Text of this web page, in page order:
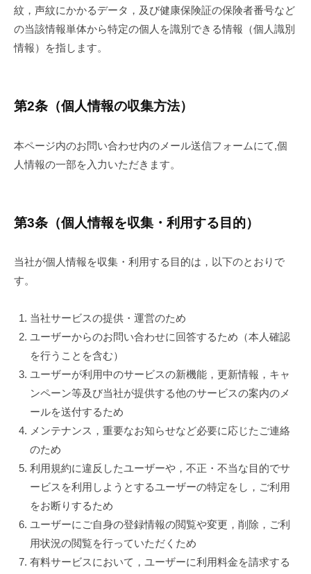
2024
年
7
日
by
K.Umeda
紋，声紋にかかるデータ，及び健康保険証の保険者番号など
の当該情報単体から特定の個人を識別できる情報（個人識別
情報）を指します。
第2条（個人情報の収集方法）
本ページ内のお問い合わせ内のメール送信フォームにて,個
人情報の一部を入力いただきます。
第3条（個人情報を収集・利用する目的）
当社が個人情報を収集・利用する目的は，以下のとおりで
す。
当社サービスの提供・運営のため
ユーザーからのお問い合わせに回答するため（本人確認
を行うことを含む）
ユーザーが利用中のサービスの新機能，更新情報，キャ
ンペーン等及び当社が提供する他のサービスの案内のメ
ールを送付するため
メンテナンス，重要なお知らせなど必要に応じたご連絡
のため
利用規約に違反したユーザーや，不正・不当な目的でサ
ービスを利用しようとするユーザーの特定をし，ご利用
をお断りするため
ユーザーにご自身の登録情報の閲覧や変更，削除，ご利
用状況の閲覧を行っていただくため
有料サービスにおいて，ユーザーに利用料金を請求する